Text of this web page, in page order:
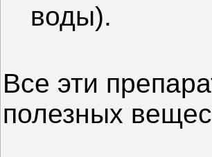
воды).
Все эти
полезных